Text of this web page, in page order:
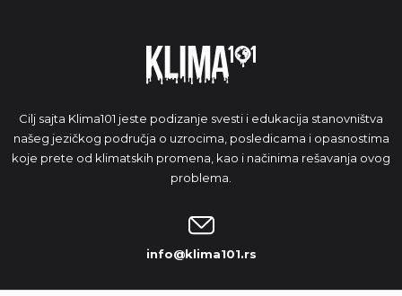
Cilj sajta Klima101 jeste podizanje svesti i edukacija stanovništva
našeg jezičkog područja o uzrocima, posledicama i opasnostima
koje prete od klimatskih promena, kao i načinima rešavanja ovog
problema.
info@klima101.rs